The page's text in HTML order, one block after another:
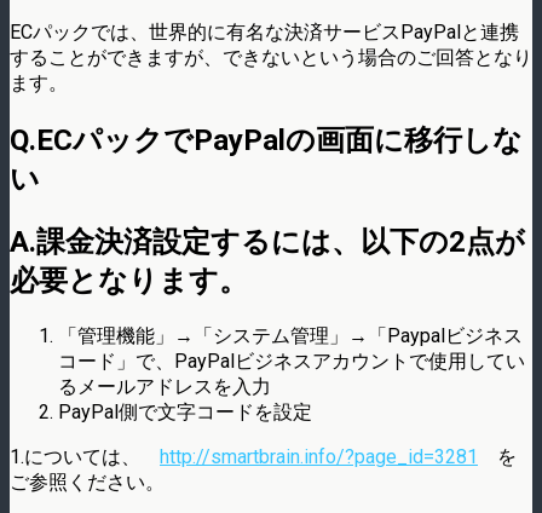
ECパックでは、世界的に有名な決済サービスPayPalと連携
することができますが、できないという場合のご回答となり
ます。
Q.ECパックでPayPalの画面に移行しな
い
A.課金決済設定するには、以下の2点が
必要となります。
「管理機能」→「システム管理」→「Paypalビジネス
コード」で、PayPalビジネスアカウントで使用してい
るメールアドレスを入力
PayPal側で文字コードを設定
1.については、 http://smartbrain.info/?page_id=3281
を
ご参照ください。